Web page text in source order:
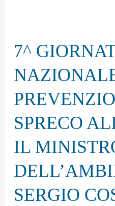
7^
SPRECO
IL
SERGIO
NAZIONALE
PREVENZIONE
DELLO
SPRECO
ALIMENTARE,
MINISTRO
DELL’AMBIENTE
SERGIO